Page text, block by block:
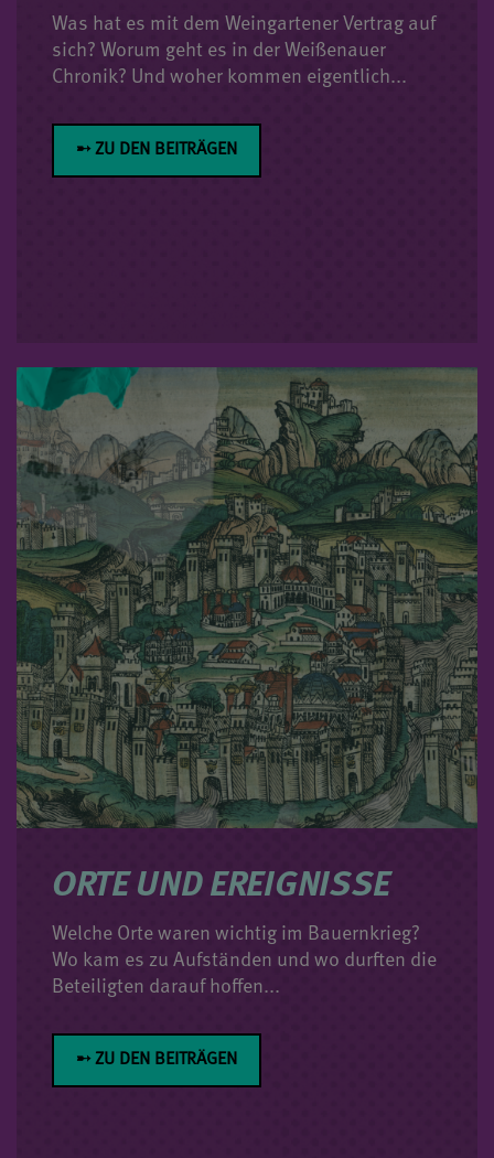
Was hat es mit dem Weingartener Vertrag auf
sich? Worum geht es in der Weißenauer
Chronik? Und woher kommen eigentlich...
➸ ZU DEN BEITRÄGEN
ORTE UND EREIGNISSE
Welche Orte waren wichtig im Bauernkrieg?
Wo kam es zu Aufständen und wo durften die
Beteiligten darauf hoffen...
➸ ZU DEN BEITRÄGEN